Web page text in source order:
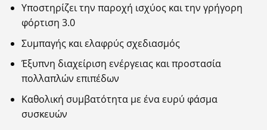
Υποστηρίζει την παροχή ισχύος και την γρήγορη
φόρτιση 3.0
Συμπαγής και ελαφρύς σχεδιασμός
Έξυπνη διαχείριση ενέργειας και προστασία
πολλαπλών επιπέδων
Καθολική συμβατότητα με ένα ευρύ φάσμα
συσκευών